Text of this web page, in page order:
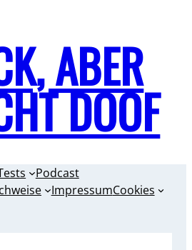
ABER
DOOF
Podcast
ImpressumCookies